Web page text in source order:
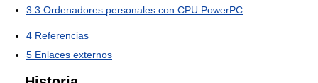
3.3 Ordenadores personales con CPU PowerPC
4 Referencias
5 Enlaces externos